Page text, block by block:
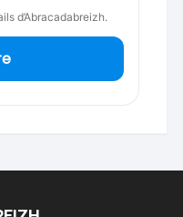
d’Abracadabreizh.